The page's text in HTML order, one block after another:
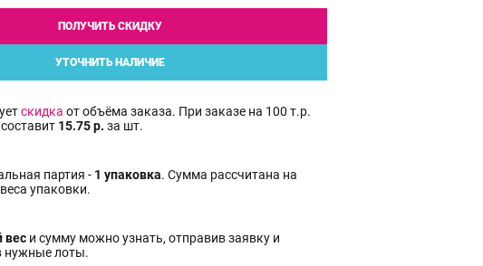
ПОЛУЧИТЬ СКИДКУ
УТОЧНИТЬ НАЛИЧИЕ
скидка от объёма заказа. При заказе на 100 т.р.
15.75 р. за шт.
партия - 1 упаковка. Сумма рассчитана на
упаковки.
вес и сумму можно узнать, отправив заявку и
нужные лоты.